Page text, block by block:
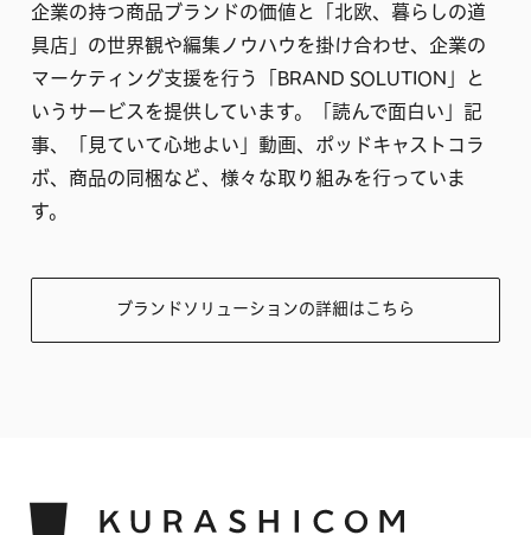
企業の持つ商品ブランドの価値と「北欧、暮らしの道
具店」の世界観や編集ノウハウを掛け合わせ、企業の
マーケティング支援を行う「BRAND SOLUTION」と
いうサービスを提供しています。「読んで面白い」記
事、「見ていて心地よい」動画、ポッドキャストコラ
ボ、商品の同梱など、様々な取り組みを行っていま
す。
ブランドソリューションの詳細はこちら